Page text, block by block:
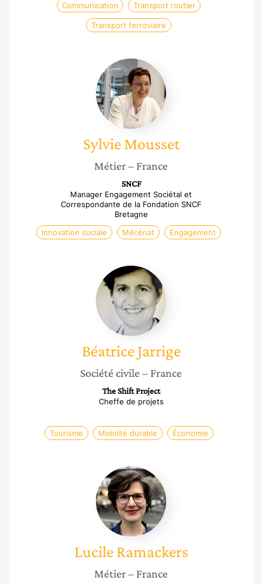
Communication Transport routier
Transport ferroviaire
Sylvie
Mousset
Sylvie Mousset
Métier– France
SNCF
Manager Engagement Sociétal et
Correspondante de la Fondation SNCF
Bretagne
Innovation sociale
Mécénat Engagement
Béatrice
Jarrige
Béatrice Jarrige
Société civile – France
The Shift Project
Cheffe de projets
Tourisme Mobilité durable Économie
Lucile
Ramackers
Lucile Ramackers
Métier– France